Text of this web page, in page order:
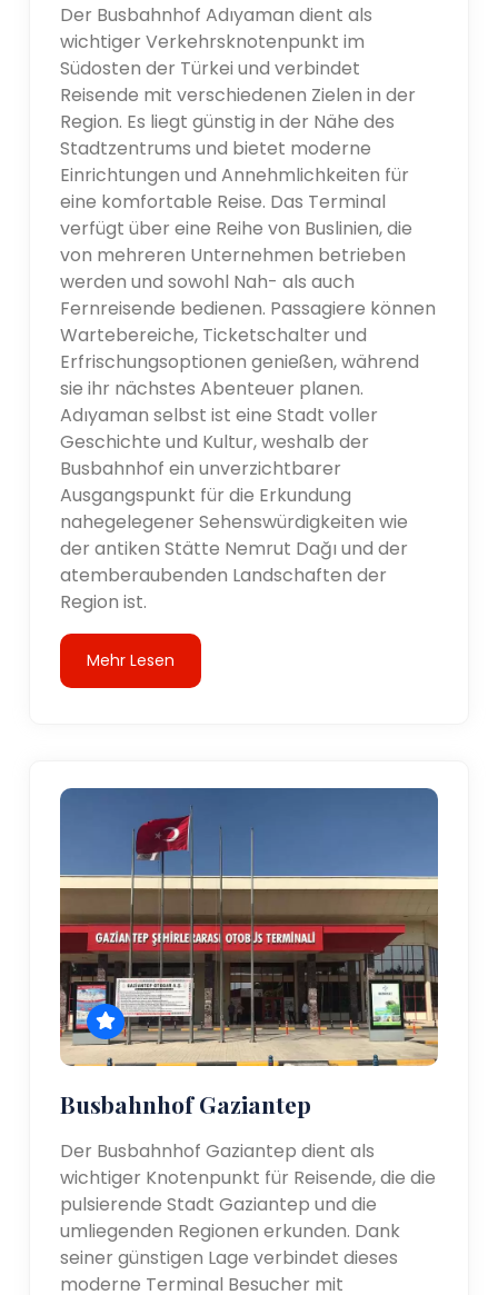
Der Busbahnhof Adıyaman dient als
wichtiger Verkehrsknotenpunkt im
Südosten der Türkei und verbindet
Reisende mit verschiedenen Zielen in der
Region. Es liegt günstig in der Nähe des
Stadtzentrums und bietet moderne
Einrichtungen und Annehmlichkeiten für
eine komfortable Reise. Das Terminal
verfügt über eine Reihe von Buslinien, die
von mehreren Unternehmen betrieben
werden und sowohl Nah- als auch
Fernreisende bedienen. Passagiere können
Wartebereiche, Ticketschalter und
Erfrischungsoptionen genießen, während
sie ihr nächstes Abenteuer planen.
Adıyaman selbst ist eine Stadt voller
Geschichte und Kultur, weshalb der
Busbahnhof ein unverzichtbarer
Ausgangspunkt für die Erkundung
nahegelegener Sehenswürdigkeiten wie
der antiken Stätte Nemrut Dağı und der
atemberaubenden Landschaften der
Region ist.
Mehr Lesen
Busbahnhof Gaziantep
Der Busbahnhof Gaziantep dient als
wichtiger Knotenpunkt für Reisende, die die
pulsierende Stadt Gaziantep und die
umliegenden Regionen erkunden. Dank
seiner günstigen Lage verbindet dieses
moderne Terminal Besucher mit